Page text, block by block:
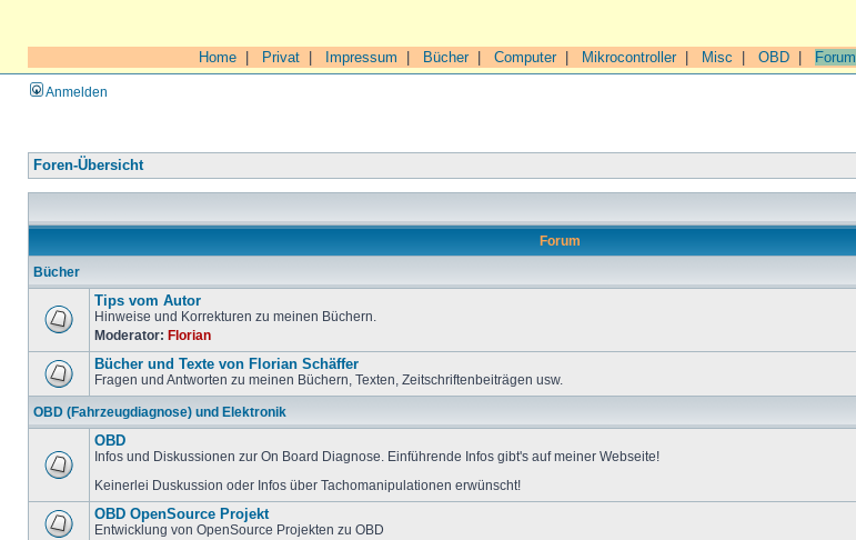
Home Privat Impressum Bücher| Computer| Mikrocontroller| Misc OBD Forum
Anmelden
Foren-Übersicht
Forum
Bücher
Tips vom Autor
Hinweise und Korrekturen zu meinen Büchern.
Moderator: Florian
Bücher und Texte von Florian Schäffer
Fragen und Antworten zu meinen Büchern, Texten, Zeitschriftenbeiträgen usw.
OBD (Fahrzeugdiagnose) und Elektronik
OBD
Infos und Diskussionen zur On Board Diagnose. Einführende Infos gibt's auf meiner Webseite!
Keinerlei Duskussion oder Infos über Tachomanipulationen erwünscht!
OBD OpenSource Projekt
Entwicklung von OpenSource Projekten zu OBD